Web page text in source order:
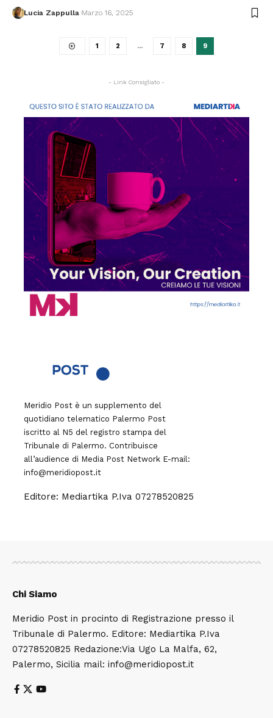
Lucia Zappulla Marzo 16, 2025
1 2 … 7 8 9
- Link Consigliato -
Meridio Post è un supplemento del
quotidiano telematico Palermo Post
iscritto al N5 del registro stampa del
Tribunale di Palermo. Contribuisce
all’audience di Media Post Network E-mail:
info@meridiopost.it
Editore: Mediartika P.Iva 07278520825
Chi Siamo
Meridio Post in procinto di Registrazione presso il
Tribunale di Palermo. Editore: Mediartika P.Iva
07278520825 Redazione:Via Ugo La Malfa, 62,
Palermo, Sicilia mail: info@meridiopost.it